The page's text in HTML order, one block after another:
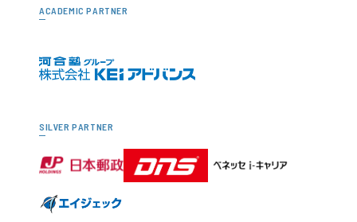
ACADEMIC PARTNER
SILVER PARTNER